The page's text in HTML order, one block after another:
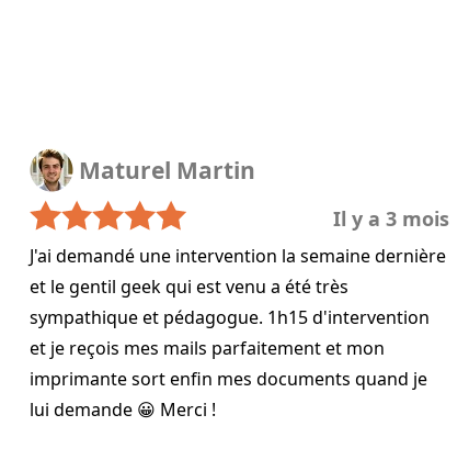
Maturel Martin
Il y a 3 mois
J'ai demandé une intervention la semaine dernière
et le gentil geek qui est venu a été très
sympathique et pédagogue. 1h15 d'intervention
et je reçois mes mails parfaitement et mon
imprimante sort enfin mes documents quand je
lui demande 😀 Merci !